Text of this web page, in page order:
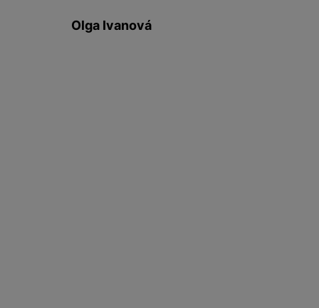
Olga Ivanová